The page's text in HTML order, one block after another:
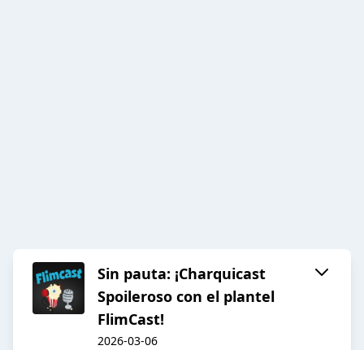
Sin pauta: ¡Charquicast
Spoileroso con el plantel
FlimCast!
2026-03-06